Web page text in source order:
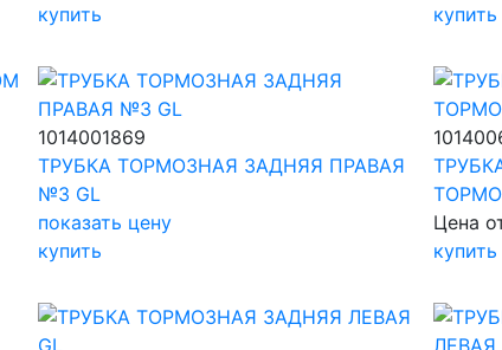
купить
купить
1014001869
ТРУБКА ТОРМОЗНАЯ ЗАДНЯЯ ПРАВАЯ
№3 GL
показать цену
купить
Цена
купить